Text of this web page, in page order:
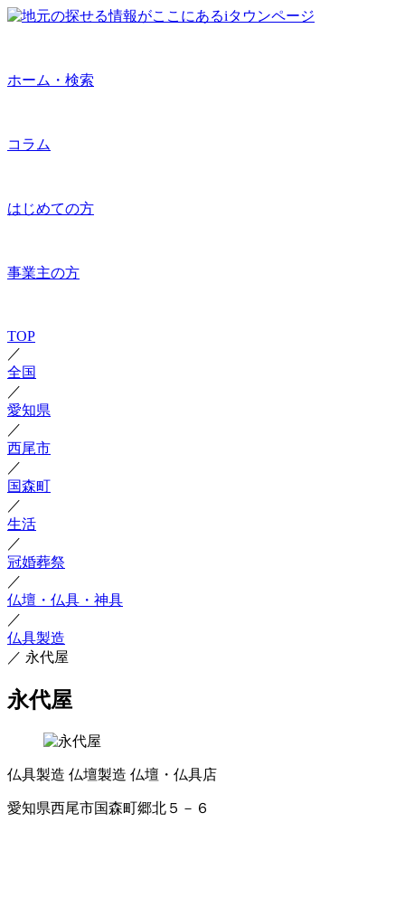
ホーム・検索
コラム
はじめての方
事業主の方
TOP
／
全国
／
愛知県
／
西尾市
／
国森町
／
生活
／
冠婚葬祭
／
仏壇・仏具・神具
／
仏具製造
／ 永代屋
永代屋
仏具製造 仏壇製造 仏壇・仏具店
愛知県西尾市国森町郷北５－６